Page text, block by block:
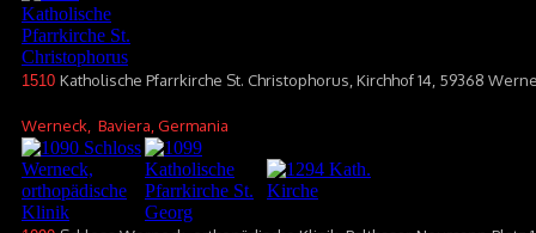
1510 Katholische Pfarrkirche St. Christophorus, Kirchhof 14, 59368
Werneck , Baviera, Germania